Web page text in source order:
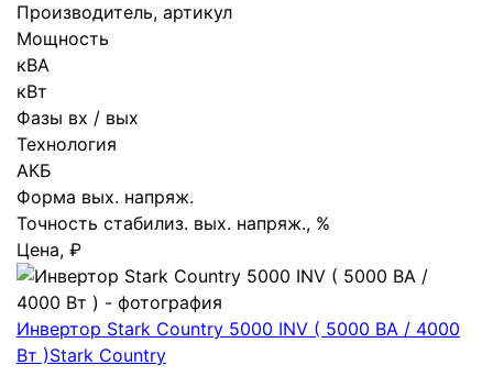
Производитель, артикул
Мощность
кВА
кВт
Фазы вх / вых
Технология
АКБ
Форма вых. напряж.
Точность стабилиз. вых. напряж., %
Цена, ₽
Инвертор Stark Country 5000 INV ( 5000 ВА / 4000
Вт )Stark Country